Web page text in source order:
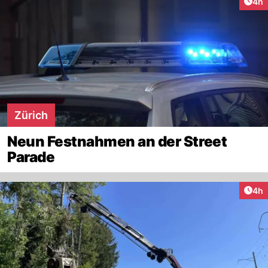
Zürich
Neun Festnahmen an der Street
Parade
4h